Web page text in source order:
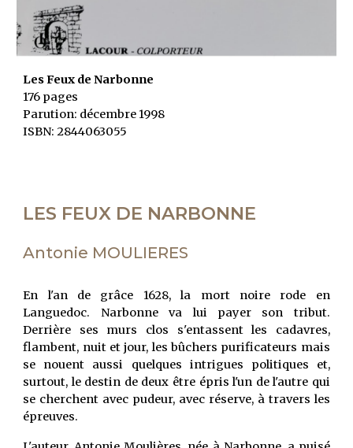
Les Feux de Narbonne
176 pages
Parution: décembre 1998
ISBN: 2844063055
LES FEUX DE NARBONNE
Antonie MOULIERES
En l'an de grâce 1628, la mort noire rode en
Languedoc. Narbonne va lui payer son tribut.
Derrière ses murs clos s'entassent les cadavres,
flambent, nuit et jour, les bûchers purificateurs mais
se nouent aussi quelques intrigues politiques et,
surtout, le destin de deux être épris l'un de l'autre qui
se cherchent avec pudeur, avec réserve, à travers les
épreuves.